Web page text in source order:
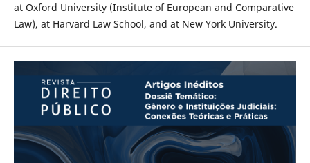
at Oxford University (Institute of European and Comparative
Law), at Harvard Law School, and at New York University.